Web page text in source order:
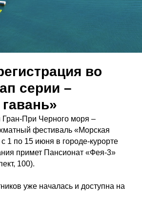
во
серии –
Гран-При Черного моря –
фестиваль «Морская
1 по 15 июня в городе-курорте
примет Пансионат «Фея-3»
100).
уже началась и доступна на